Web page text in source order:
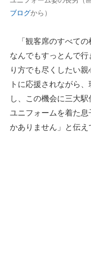
ブログから）
「観客席のすべての
なんでもすっとんで
り方でも尽くしたい
トに応援されながら
し、この機会に三大
ユニフォームを着た
かありません」と伝え